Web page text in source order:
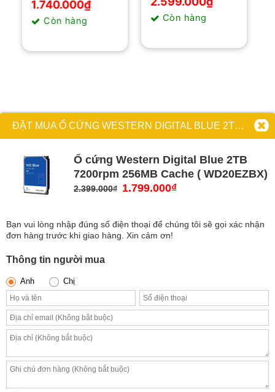
1.740.000₫
Còn hàng
là:
2.750.000₫.
tại
là: Còn hàng
ĐẶT MUA Ổ CỨNG WESTERN DIGITAL BLUE 2TB 7200RPM 256MB CACHE ( WD20EZBX)
Ổ cứng Western Digital Blue 2TB
7200rpm 256MB Cache ( WD20EZBX)
2.399.000₫ Giá
2.399.000₫.
1.799.000₫Giá
là:
Bạn vui lòng nhập đúng số điện thoại để chúng tôi sẽ gọi xác nhận
đơn hàng trước khi giao hàng. Xin cảm ơn!
Thông tin người mua
Anh Chị